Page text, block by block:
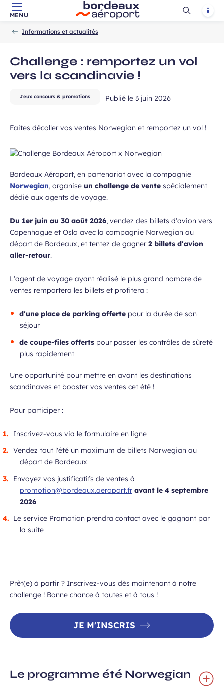
Aller au contenu principal
Aller à la navigation
-
Aller à la
MENU
Ouvrir
Informations et actualités
Challenge : remportez un vol
vers la scandinavie !
Jeux concours & promotions Publié le 3 juin 2026
Faites décoller vos ventes Norwegian et remportez un vol !
Bordeaux Aéroport, en partenariat avec la compagnie
Norwegian, organise un challenge de vente spécialement
dédié aux agents de voyage.
Du 1er juin au 30 août 2026, vendez des billets d'avion vers
Copenhague et Oslo avec la compagnie Norwegian au
départ de Bordeaux, et tentez de gagner 2 billets d'avion
aller-retour.
L'agent de voyage ayant réalisé le plus grand nombre de
ventes remportera les billets et profitera :
d'une place de parking offerte pour la durée de son
séjour
de coupe-files offertspour passer les contrôles de sûreté
plus rapidement
Une opportunité pour mettre en avant les destinations
scandinaves et booster vos ventes cet été !
Pour participer :
Inscrivez-vous via le formulaire en ligne
Vendez tout l'été un maximum de billets Norwegian au
départ de Bordeaux
Envoyez vos justificatifs de ventes à
promotion@bordeaux.aeroport.fr avant le 4 septembre
2026
Le service Promotion prendra contact avec le gagnant par
la suite
Prêt(e) à partir ? Inscrivez-vous dès maintenant à notre
challenge ! Bonne chance à toutes et à tous !
JE M'INSCRIS
Le programme été Norwegian